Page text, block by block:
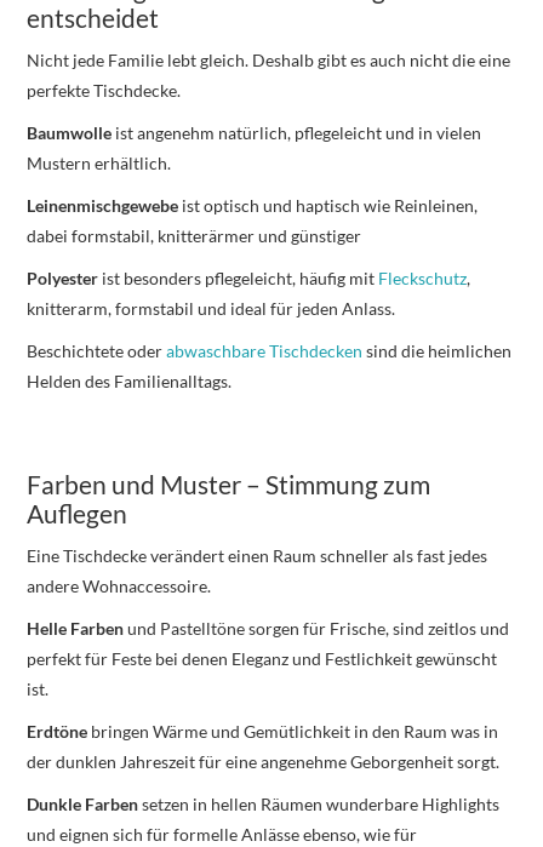
entscheidet
Nicht jede Familie lebt gleich. Deshalb gibt es auch nicht die eine
perfekte Tischdecke.
Baumwolle ist angenehm natürlich, pflegeleicht und in vielen
Mustern erhältlich.
Leinenmischgewebe ist optisch und haptisch wie Reinleinen,
dabei formstabil, knitterärmer und günstiger
Polyester ist besonders pflegeleicht, häufig mit Fleckschutz,
knitterarm, formstabil und ideal für jeden Anlass.
Beschichtete oderabwaschbare Tischdecken sind die heimlichen
Helden des Familienalltags.
Farben und Muster – Stimmung zum
Auflegen
Eine Tischdecke verändert einen Raum schneller als fast jedes
andere Wohnaccessoire.
Helle Farbenund Pastelltöne sorgen für Frische, sind zeitlos und
perfekt für Feste bei denen Eleganz und Festlichkeit gewünscht
ist.
Erdtöne bringen Wärme und Gemütlichkeit in den Raum was in
der dunklen Jahreszeit für eine angenehme Geborgenheit sorgt.
Dunkle Farbensetzen in hellen Räumen wunderbare Highlights
und eignen sich für formelle Anlässe ebenso, wie für